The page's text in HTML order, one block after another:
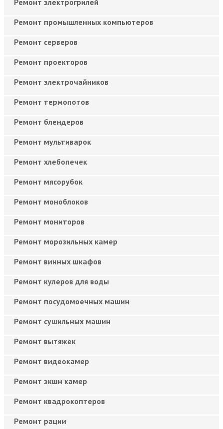
Ремонт промышленных компьютеров
Ремонт серверов
Ремонт проекторов
Ремонт электрочайников
Ремонт термопотов
Ремонт блендеров
Ремонт мультиварок
Ремонт хлебопечек
Ремонт мясорубок
Ремонт моноблоков
Ремонт мониторов
Ремонт морозильных камер
Ремонт винных шкафов
Ремонт кулеров для воды
Ремонт посудомоечных машин
Ремонт сушильных машин
Ремонт вытяжек
Ремонт видеокамер
Ремонт экшн камер
Ремонт квадрокоптеров
Ремонт рации